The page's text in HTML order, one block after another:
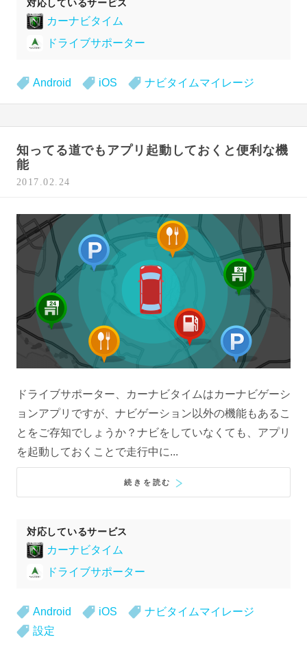
対応しているサービス
カーナビタイム
ドライブサポーター
Android iOS ナビタイムマイレージ
知ってる道でもアプリ起動しておくと便利な機
能
2017.02.24
ドライブサポーター、カーナビタイムはカーナビゲーシ
ョンアプリですが、ナビゲーション以外の機能もあるこ
とをご存知でしょうか？ナビをしていなくても、アプリ
を起動しておくことで走行中に...
続きを読む
対応しているサービス
カーナビタイム
ドライブサポーター
Android iOS
ナビタイムマイレージ
設定